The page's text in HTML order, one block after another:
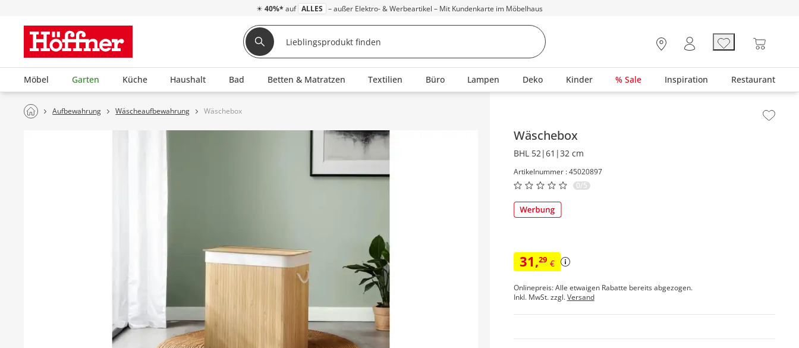
☀ 40%* auf ALLES – außer Elektro- & Werbeartikel – Mit Kundenkarte im Möbelhaus
Möbel Garten Küche Haushalt Bad Betten & Matratzen Textilien Büro Lampen Deko Kinder % Sale Inspiration Restaurant
Aufbewahrung Wäscheaufbewahrung Wäschebox
Wäschebox
BHL 52|61|32 cm
Artikelnummer : 45020897
0/5
31,29 €
Onlinepreis: Alle etwaigen Rabatte bereits abgezogen.
Inkl. MwSt. zzgl.Versand